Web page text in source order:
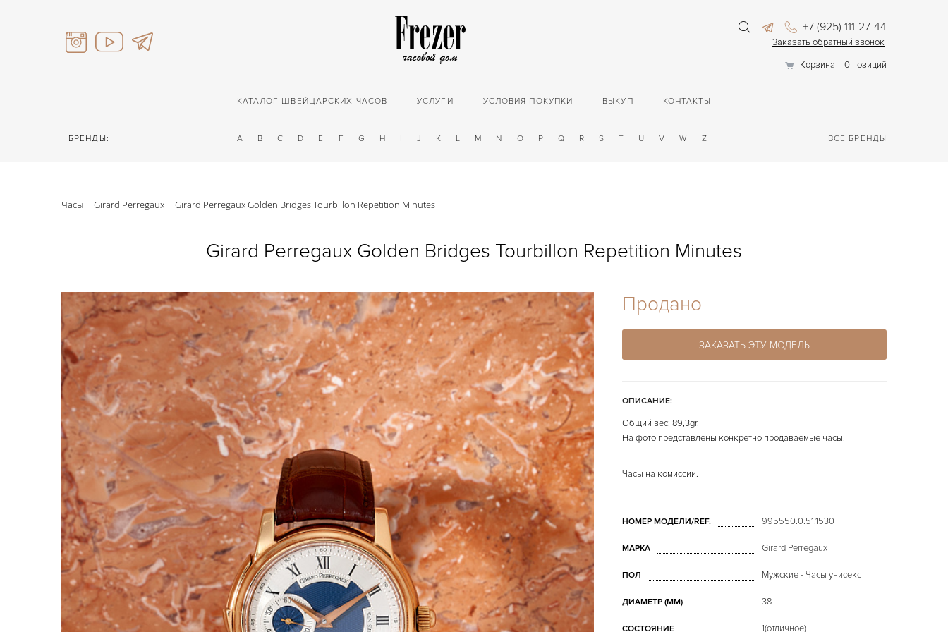
+7 (925) 111-27-44
Заказать обратный звонок
Корзина
0 позиций
КАТАЛОГ ШВЕЙЦАРСКИХ ЧАСОВ УСЛУГИ УСЛОВИЯ ПОКУПКИ ВЫКУП КОНТАКТЫ
БРЕНДЫ: A B C D E F G H I J K L M N O P Q R S T U V W Z ВСЕ БРЕНДЫ
Часы Girard Perregaux Girard Perregaux Golden Bridges Tourbillon Repetition Minutes
Girard Perregaux Golden Bridges Tourbillon Repetition Minutes
Продано
ЗАКАЗАТЬ ЭТУ МОДЕЛЬ
ОПИСАНИЕ:
Общий вес: 89,3gr.
На фото представлены конкретно продаваемые часы.
Часы на комиссии.
НОМЕР МОДЕЛИ/REF. 995550.0.51.1530
МАРКА Girard Perregaux
ПОЛ Мужские - Часы унисекс
ДИАМЕТР (MM) 38
СОСТОЯНИЕ 1(отличное)